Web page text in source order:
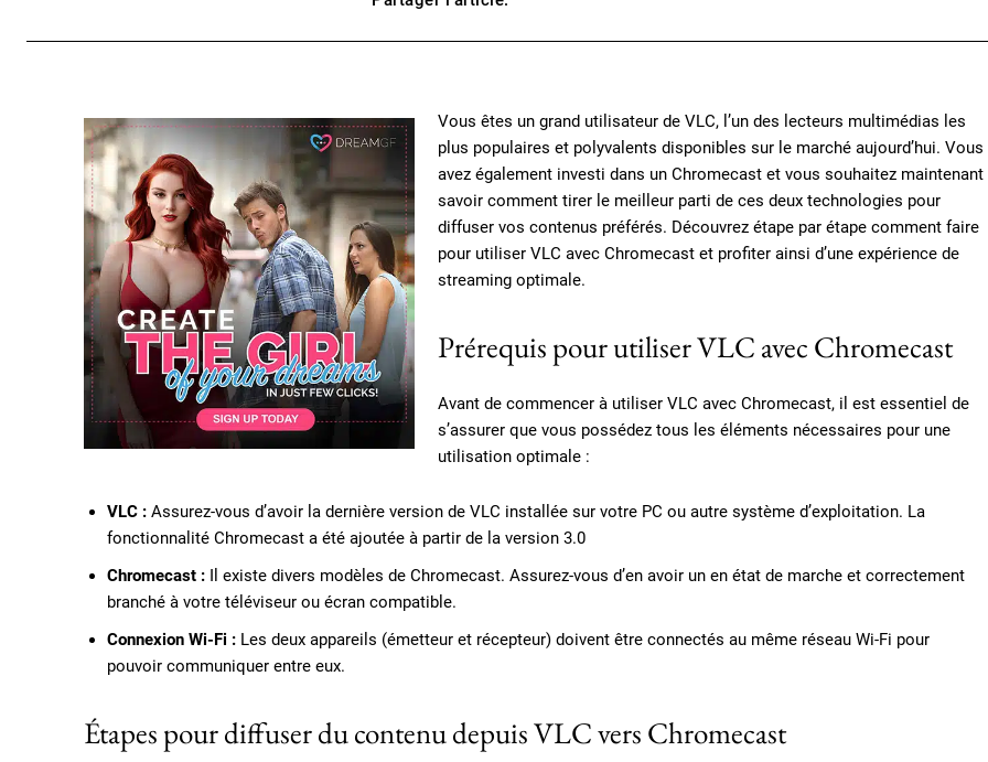
Vous êtes un grand utilisateur de VLC, l’un des lecteurs multimédias les
plus populaires et polyvalents disponibles sur le marché aujourd’hui. Vous
avez également investi dans un Chromecast et vous souhaitez maintenant
savoir comment tirer le meilleur parti de ces deux technologies pour
diffuser vos contenus préférés. Découvrez étape par étape comment faire
pour utiliser VLC avec Chromecast et profiter ainsi d’une expérience de
streaming optimale.
Prérequis pour utiliser VLC avec Chromecast
Avant de commencer à utiliser VLC avec Chromecast, il est essentiel de
s’assurer que vous possédez tous les éléments nécessaires pour une
utilisation optimale :
VLC : Assurez-vous d’avoir la dernière version de VLC installée sur votre PC ou autre système d’exploitation. La
fonctionnalité Chromecast a été ajoutée à partir de la version 3.0
Chromecast : Il existe divers modèles de Chromecast. Assurez-vous d’en avoir un en état de marche et correctement
branché à votre téléviseur ou écran compatible.
Connexion Wi-Fi : Les deux appareils (émetteur et récepteur) doivent être connectés au même réseau Wi-Fi pour
pouvoir communiquer entre eux.
Étapes pour diffuser du contenu depuis VLC vers Chromecast